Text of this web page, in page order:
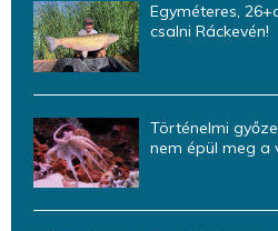
Egyméteres,
csalni Ráckevén!
Történelmi
nem épül meg a